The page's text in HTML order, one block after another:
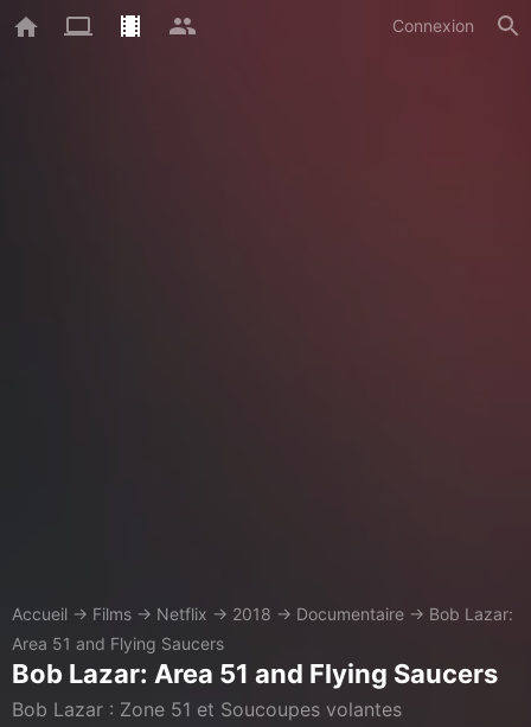
Connexion
Accueil → Films → Netflix → 2018 → Documentaire → Bob Lazar:
Area 51 and Flying Saucers
Bob Lazar: Area 51 and Flying Saucers
Bob Lazar : Zone 51 et Soucoupes volantes